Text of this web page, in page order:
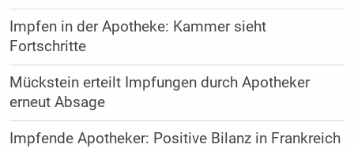
Impfen in der Apotheke: Kammer sieht
Fortschritte
Mückstein erteilt Impfungen durch Apotheker
erneut Absage
Impfende Apotheker: Positive Bilanz in Frankreich